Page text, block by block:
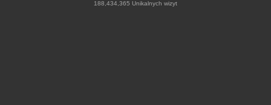
188,434,365 Unikalnych wizyt